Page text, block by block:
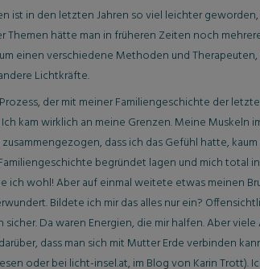
ist in den letzten Jahren so viel leichter
Themen hätte man in früheren Zeiten noch
einen verschiedene Methoden und
Lichtkräfte.
der mit meiner Familiengeschichte der
kam wirklich an meine Grenzen. Meine Muskeln
dass ich das Gefühl hatte,
begründet lagen und mich total
ich wohl! Aber auf einmal weitete etwas meinen
Bildete ich mir das alles nur ein?
Da waren Energien, die mir halfen. Aber
dass man sich mit Mutter Erde verbinden
oder bei licht-insel.at, im Blog von Karin Trott).